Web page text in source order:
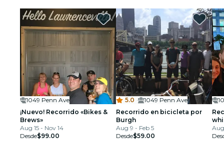
1049 Penn Ave
¡Nuevo! Recorrido «Bikes &
Brews»
Aug 15 - Nov 14
Desde$99.00
5.0 ·
1049 Penn Ave
Recorrido en bicicleta por
Burgh
Aug 9 - Feb 5
Desde$59.00